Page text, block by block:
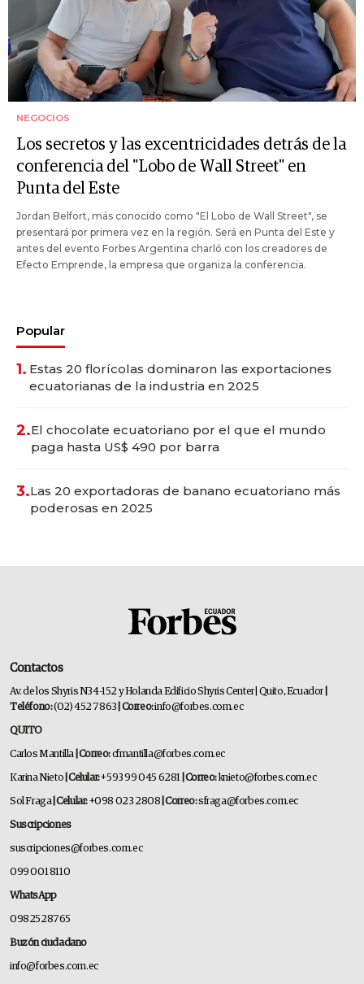
NEGOCIOS
Los secretos y las excentricidades detrás de la
conferencia del "Lobo de Wall Street" en
Punta del Este
Jordan Belfort, más conocido como "El Lobo de Wall Street", se
presentará por primera vez en la región. Será en Punta del Este y
antes del evento Forbes Argentina charló con los creadores de
Efecto Emprende, la empresa que organiza la conferencia.
Popular
1. Estas 20 florícolas dominaron las exportaciones
ecuatorianas de la industria en 2025
2.El chocolate ecuatoriano por el que el mundo
paga hasta US$ 490 por barra
3.Las 20 exportadoras de banano ecuatoriano más
poderosas en 2025
Contactos
Av. de los Shyris N34-152 y Holanda Edificio Shyris Center | Quito, Ecuador
Teléfono:(02) 452 7863 | Correo:info@forbes.com.ec
QUITO
Carlos Mantilla | Correo:cfmantilla@forbes.com.ec
Karina Nieto | Celular:+593 99 045 6281 | Correo:knieto@forbes.com.ec
Sol Fraga| Celular:+098 023 2808 | Correo:sfraga@forbes.com.ec
Suscripciones
suscripciones@forbes.com.ec
099 001 8110
WhatsApp
0982528765
Buzón ciudadano
info@forbes.com.ec